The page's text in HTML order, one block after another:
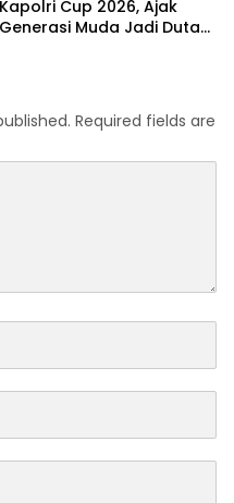
Kapolri Cup 2026, Ajak
Generasi Muda Jadi Duta
Required fields are